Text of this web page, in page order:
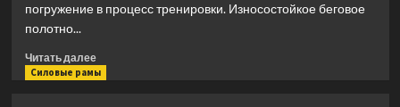
погружение в процесс тренировки. Износостойкое беговое
полотно...
Читать далееПрочитать
больше
Силовые рамы